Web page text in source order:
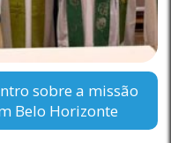
sobre a missão
Belo Horizonte